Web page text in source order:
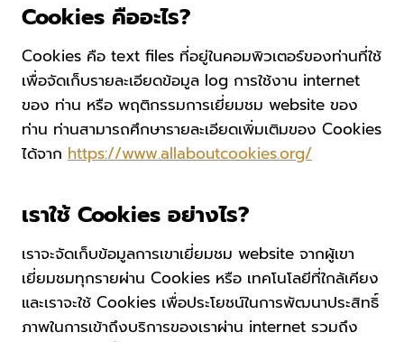
Cookies คืออะไร?
Cookies คือ text files ที่อยู่ในคอมพิวเตอร์ของท่านที่ใช้
เพื่อจัดเก็บรายละเอียดข้อมูล log การใช้งาน internet
ของ ท่าน หรือ พฤติกรรมการเยี่ยมชม website ของ
ท่าน ท่านสามารถศึกษารายละเอียดเพิ่มเติมของ Cookies
ได้จาก https://www.allaboutcookies.org/
เราใช้ Cookies อย่างไร?
เราจะจัดเก็บข้อมูลการเขาเยี่ยมชม website จากผู้เขา
เยี่ยมชมทุกรายผ่าน Cookies หรือ เทคโนโลยีที่ใกล้เคียง
และเราจะใช้ Cookies เพื่อประโยชน์ในการพัฒนาประสิทธิ์
ภาพในการเข้าถึงบริการของเราผ่าน internet รวมถึง